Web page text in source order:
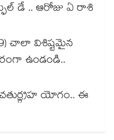
డే .. ఆరోజు ఏ రాశి
9) చాలా విశిష్టమైన
ఉండండి..
యోగం.. ఈ